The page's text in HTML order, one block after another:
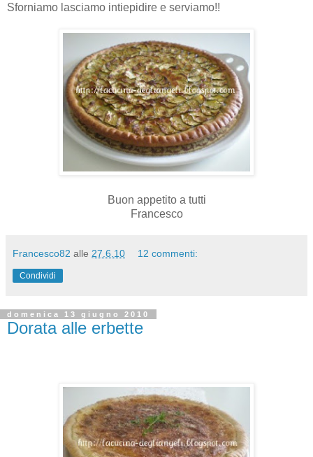
Sforniamo lasciamo intiepidire e serviamo!!
Buon appetito a tutti
Francesco
Francesco82 alle 27.6.10 12 commenti:
Condividi
domenica 13 giugno 2010
Dorata alle erbette